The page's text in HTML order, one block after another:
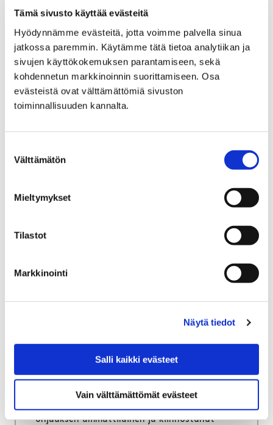
Tämä sivusto käyttää evästeitä
Hyödynnämme evästeitä, jotta voimme palvella sinua
jatkossa paremmin. Käytämme tätä tietoa analytiikan ja
sivujen käyttökokemuksen parantamiseen, sekä
kohdennetun markkinoinnin suorittamiseen. Osa
evästeistä ovat välttämättömiä sivuston
toiminnallisuuden kannalta.
valinta
Välttämätön
Mieltymykset
Tilastot
Markkinointi
Näytä tiedot
Salli kaikki evästeet
Vain välttämättömät evästeet
Porin Vesi, liikelaitos
Yhteystiedot
Yhteystiedot
varautuminen
Ohjaajana Porin mallissa
Harrastamisen Porin malli tarjoaa ilmaisia ja
ohjauksen ammattilainen ja kiinnostunut